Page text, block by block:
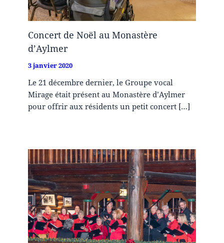
Concert de Noël au Monastère
d’Aylmer
3 janvier 2020
Le 21 décembre dernier, le Groupe vocal
Mirage était présent au Monastère d’Aylmer
pour offrir aux résidents un petit concert […]